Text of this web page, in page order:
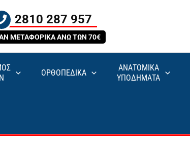
2810 287 957
ΜΕΤΑΦΟΡΙΚΑ ΑΝΩ ΤΩΝ 70€
ΟΡΘΟΠΕΔΙΚΑ
ΑΝΑΤΟΜΙΚΑ
ΥΠΟΔΗΜΑΤΑ